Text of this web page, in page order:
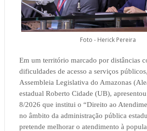
Foto - Herick Pereira
Em um território marcado por distâncias
dificuldades de acesso a serviços
Assembleia Legislativa do Amazonas
estadual Roberto Cidade (UB),
8/2026 que institui o “Direito ao
no âmbito da administração pública
pretende melhorar o atendimento à